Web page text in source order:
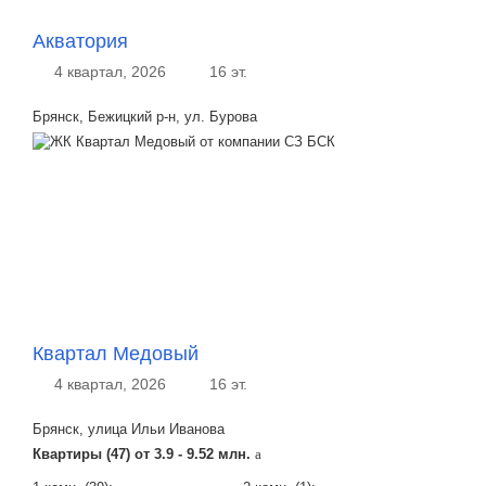
Акватория
4 квартал, 2026 16 эт.
Брянск, Бежицкий р-н, ул. Бурова
Квартал Медовый
4 квартал, 2026 16 эт.
Брянск, улица Ильи Иванова
Квартиры (47) от 3.9 - 9.52 млн. a